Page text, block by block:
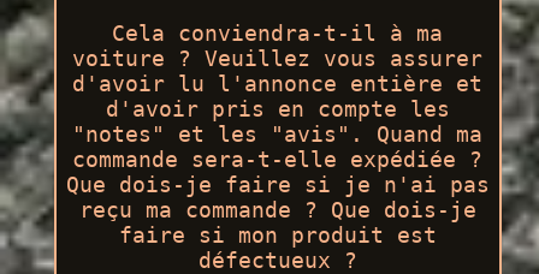
Cela conviendra-t-il à ma
voiture ? Veuillez vous assurer
d'avoir lu l'annonce entière et
d'avoir pris en compte les
"notes" et les "avis". Quand ma
commande sera-t-elle expédiée ?
Que dois-je faire si je n'ai pas
reçu ma commande ? Que dois-je
faire si mon produit est
défectueux ?